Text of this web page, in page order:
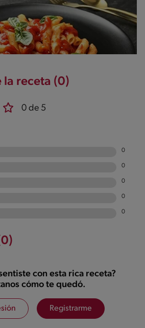
la receta (0)
0 de 5
0
0
0
0
0
con esta rica receta?
cómo te quedó.
Registrarme